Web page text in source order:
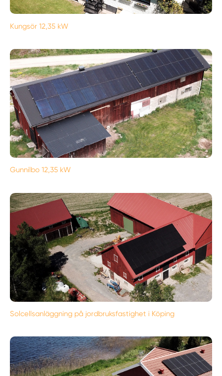
Kungsör 12,35 kW
Gunnilbo 12,35 kW
Solcellsanläggning på jordbruksfastighet i Köping